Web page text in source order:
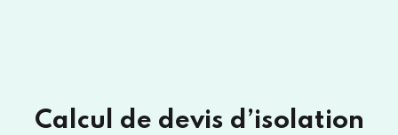
Calcul de devis d’isolation